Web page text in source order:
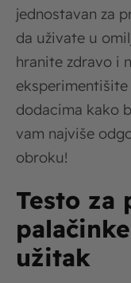
jednostavan za
da uživate u
hranite zdravo i
dodacima kako
vam najviše
obroku!
Testo za
užitak